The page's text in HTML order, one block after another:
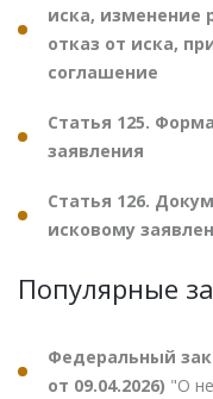
иска, изменение
отказ от иска,
соглашение
Статья 125.
заявления
Статья 126.
исковому
Популярные
Федеральный
от 09.04.2026) "О